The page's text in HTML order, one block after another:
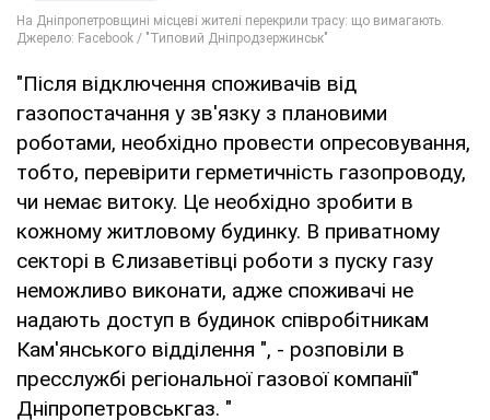
"Після відключення споживачів від
газопостачання у зв'язку з плановими
роботами, необхідно провести опресовування,
тобто, перевірити герметичність газопроводу,
чи немає витоку. Це необхідно зробити в
кожному житловому будинку. В приватному
секторі в Єлизаветівці роботи з пуску газу
неможливо виконати, адже споживачі не
надають доступ в будинок співробітникам
Кам'янського відділення ", - розповіли в
пресслужбі регіональної газової компанії"
Дніпропетровськгаз. "